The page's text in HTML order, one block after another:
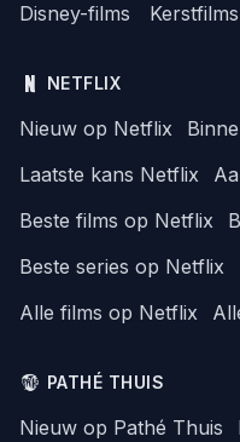
Disney-films
Kerstfilms
NETFLIX
Nieuw op Netflix
Laatste kans Netflix
Beste films op Netflix
Beste series op Netflix
Alle films op Netflix
PATHÉ THUIS
Nieuw op Pathé Thuis